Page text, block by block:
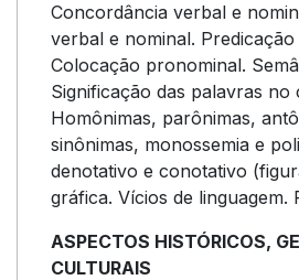
Concordância verbal e
verbal e nominal.
Colocação pronominal.
Significação das palavras no
Homônimas, parônimas,
sinônimas, monossemia e
denotativo e conotativo
gráfica. Vícios de linguagem.
ASPECTOS HISTÓRICOS,
CULTURAIS